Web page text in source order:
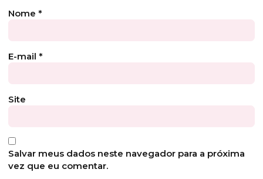
Nome *
E-mail *
Site
Salvar meus dados neste navegador para a próxima
vez que eu comentar.